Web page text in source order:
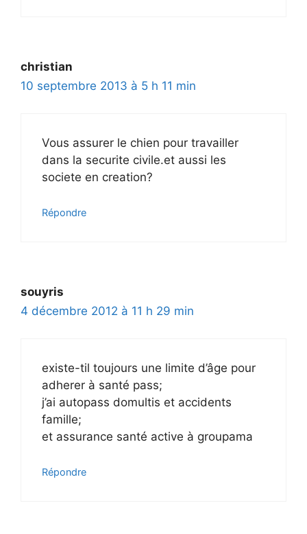
christian
10 septembre 2013 à 5 h 11 min
Vous assurer le chien pour travailler
dans la securite civile.et aussi les
societe en creation?
Répondre
souyris
4 décembre 2012 à 11 h 29 min
existe-til toujours une limite d’âge pour
adherer à santé pass;
j’ai autopass domultis et accidents
famille;
et assurance santé active à groupama
Répondre